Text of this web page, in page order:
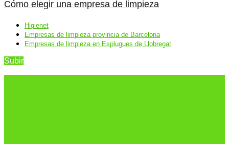
Cómo elegir una empresa de limpieza
Higienet
Empresas de limpieza provincia de Barcelona
Empresas de limpieza en Esplugues de Llobregat
Subir